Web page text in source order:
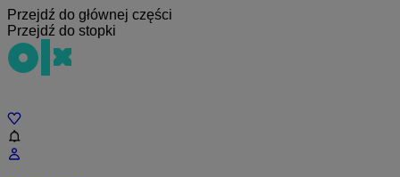
Przejdź do głównej części
Przejdź do stopki